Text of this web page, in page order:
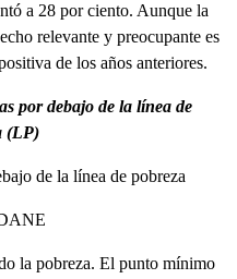
a 28 por ciento. Aunque la
relevante y preocupante es
de los años anteriores.
por debajo de la línea de
(LP)
la pobreza. El punto mínimo